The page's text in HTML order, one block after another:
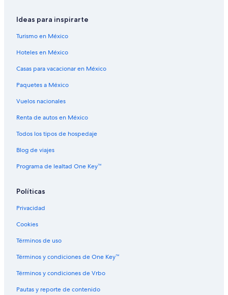
Hoteles históricos en Triángulo de Oro de Burdeos
Hoteles con aguas termales en Triángulo de Oro de
Burdeos
Hoteles en Triángulo de Oro de Burdeos
Ideas para inspirarte
Turismo en México
Hoteles en México
Casas para vacacionar en México
Paquetes a México
Vuelos nacionales
Renta de autos en México
Todos los tipos de hospedaje
Blog de viajes
Programa de lealtad One Key™
Políticas
Privacidad
Cookies
Términos de uso
Términos y condiciones de One Key™
Términos y condiciones de Vrbo
Pautas y reporte de contenido